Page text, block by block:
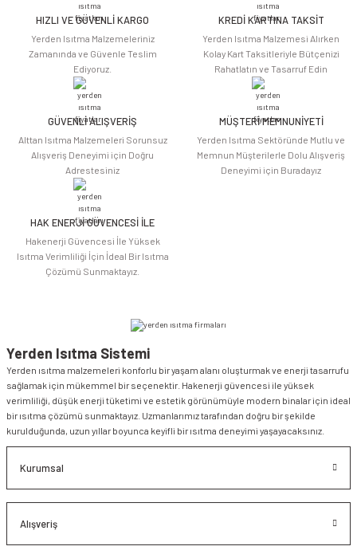
HIZLI VE GÜVENLİ KARGO
Yerden Isıtma Malzemeleriniz
Zamanında ve Güvenle Teslim
Ediyoruz.
KREDİ KARTINA TAKSİT
Yerden Isıtma Malzemesi Alırken
Kolay Kart Taksitleriyle Bütçenizi
Rahatlatın ve Tasarruf Edin
GÜVENLİ ALIŞVERİŞ
Alttan Isıtma Malzemeleri Sorunsuz
Alışveriş Deneyimi için Doğru
Adrestesiniz
MÜŞTERİ MEMNUNİYETİ
Yerden Isıtma Sektöründe Mutlu ve
Memnun Müşterilerle Dolu Alışveriş
Deneyimi için Buradayız
HAK ENERJİ GÜVENCESİ İLE
Hakenerji Güvencesi İle Yüksek
Isıtma Verimliliği İçin İdeal Bir Isıtma
Çözümü Sunmaktayız.
Yerden Isıtma Sistemi
Yerden ısıtma malzemeleri konforlu bir yaşam alanı oluşturmak ve enerji tasarrufu
sağlamak için mükemmel bir seçenektir. Hakenerji güvencesi ile yüksek
verimliliği, düşük enerji tüketimi ve estetik görünümüyle modern binalar için ideal
bir ısıtma çözümü sunmaktayız. Uzmanlarımız tarafından doğru bir şekilde
kurulduğunda, uzun yıllar boyunca keyifli bir ısıtma deneyimi yaşayacaksınız.
Kurumsal
Alışveriş